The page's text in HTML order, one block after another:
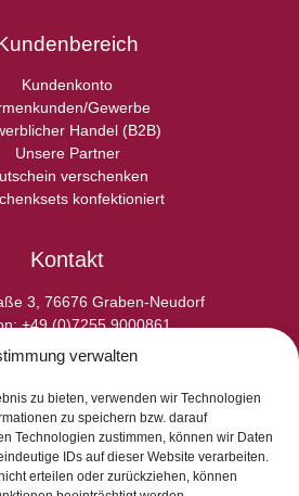
verwalten
zu bieten, verwenden wir Technologien
zu speichern bzw. darauf
Technologien zustimmen, können wir Daten
IDs auf dieser Website verarbeiten.
erteilen oder zurückziehen, können
Kundenkonto
Gewerbe
Handel (B2B)
Unsere Partner
verschenken
konfektioniert
Kontakt
3, 76676 Graben-Neudorf
+49 (0)7255 9000861
+49 (0)7255 9000865
Kontaktformular